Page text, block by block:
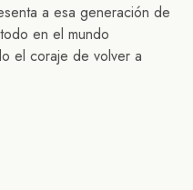
a esa generación de
en el mundo
el coraje de volver a